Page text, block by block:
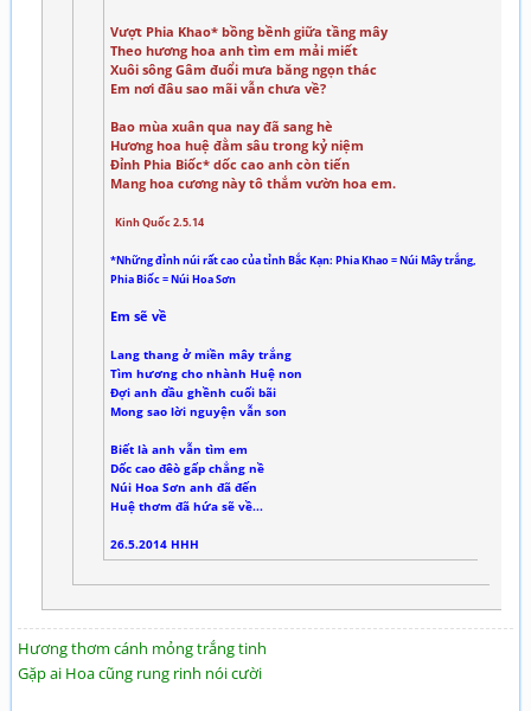
Vượt Phia Khao* bồng bềnh giữa tầng mây
Theo hương hoa anh tìm em mải miết
Xuôi sông Gâm đuổi mưa băng ngọn thác
Em nơi đâu sao mãi vẫn chưa về?
Bao mùa xuân qua nay đã sang hè
Hương hoa huệ đằm sâu trong kỷ niệm
Đỉnh Phia Biốc* dốc cao anh còn tiến
Mang hoa cương này tô thắm vườn hoa em.
Kinh Quốc 2.5.14
*Những đỉnh núi rất cao của tỉnh Bắc Kạn: Phia Khao = Núi Mây trắng,
Phia Biốc = Núi Hoa Sơn
Em sẽ về
Lang thang ở miền mây trắng
Tìm hương cho nhành Huệ non
Đợi anh đầu ghềnh cuối bãi
Mong sao lời nguyện vẫn son
Biết là anh vẫn tìm em
Dốc cao đêò gấp chẳng nề
Núi Hoa Sơn anh đã đến
Huệ thơm đã hứa sẽ về...
26.5.2014 HHH
Hương thơm cánh mỏng trắng tinh
Gặp ai Hoa cũng rung rinh nói cười